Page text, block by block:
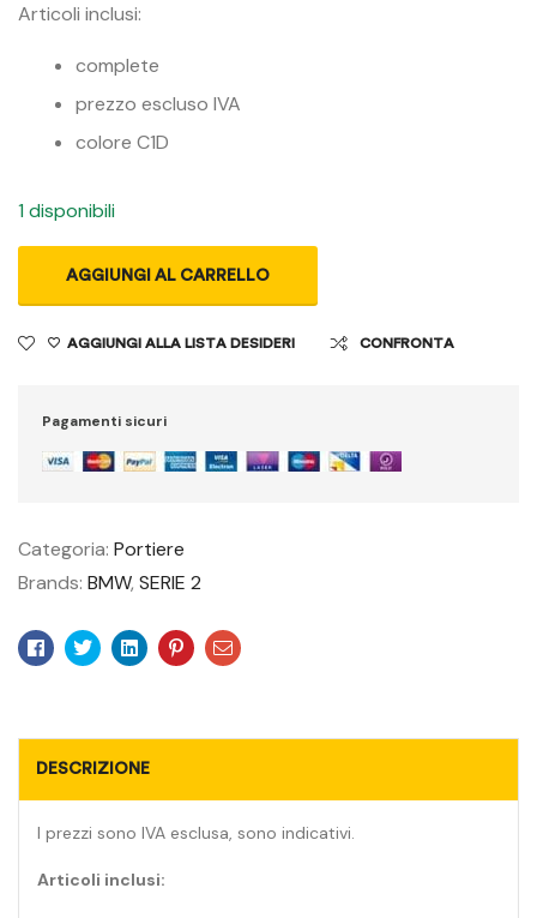
Articoli inclusi:
complete
prezzo escluso IVA
colore C1D
1 disponibili
AGGIUNGI AL CARRELLO
AGGIUNGI ALLA LISTA DESIDERI CONFRONTA
Pagamenti sicuri
Categoria: Portiere
Brands: BMW, SERIE 2
Facebook
TwitterLinkedinPinterest
Email
DESCRIZIONE
I prezzi sono IVA esclusa, sono indicativi.
Articoli inclusi: